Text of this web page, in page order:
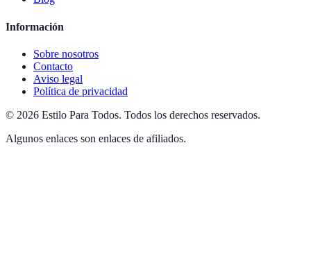
Información
Sobre nosotros
Contacto
Aviso legal
Política de privacidad
© 2026 Estilo Para Todos. Todos los derechos reservados.
Algunos enlaces son enlaces de afiliados.